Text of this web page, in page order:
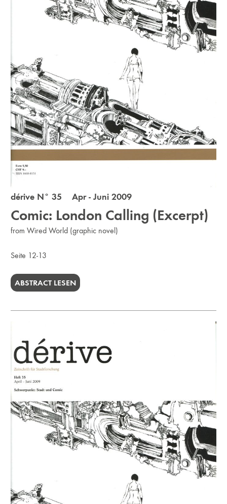
dérive N° 35 Apr - Juni 2009
Comic: London Calling (Excerpt)
from Wired World (graphic novel)
Seite 12-13
ABSTRACT LESEN